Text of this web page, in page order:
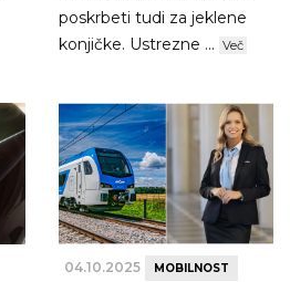
poskrbeti tudi za jeklene
konjičke. Ustrezne ... Več
04.10.2025 MOBILNOST